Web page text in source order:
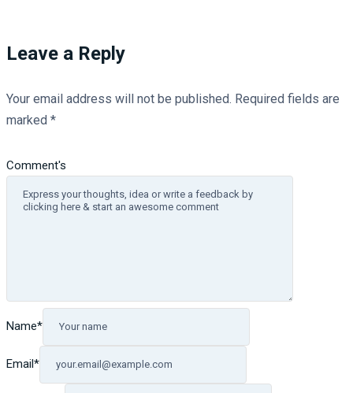
Leave a Reply
Your email address will not be published. Required fields are
marked *
Comment's
Name*
Email*